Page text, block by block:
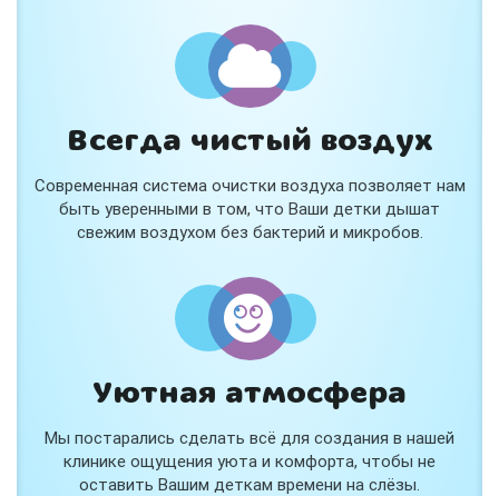
Всегда чистый воздух
Современная система очистки воздуха позволяет нам
быть уверенными в том, что Ваши детки дышат
свежим воздухом без бактерий и микробов.
Уютная атмосфера
Мы постарались сделать всё для создания в нашей
клинике ощущения уюта и комфорта, чтобы не
оставить Вашим деткам времени на слёзы.